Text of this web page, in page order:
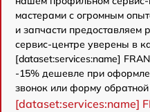
мастерами с огромным
и запчасти
сервис-центре уверены в
[dataset:services:name]
-15% дешевле при
звонок или форму обратной
[dataset:services:name]